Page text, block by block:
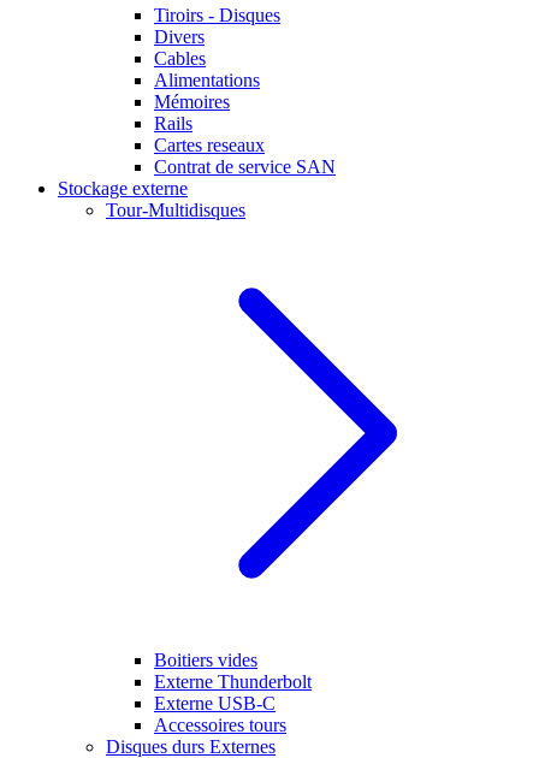
Tiroirs - Disques
Divers
Cables
Alimentations
Mémoires
Rails
Cartes reseaux
Contrat de service SAN
Stockage externe
Tour-Multidisques
Boitiers vides
Externe Thunderbolt
Externe USB-C
Accessoires tours
Disques durs Externes